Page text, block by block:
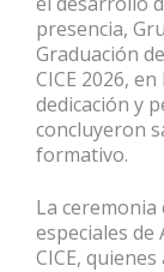
presencia,
Graduación
CICE 2026,
dedicación y
concluyeron
formativo.
La
especiales de
CICE,